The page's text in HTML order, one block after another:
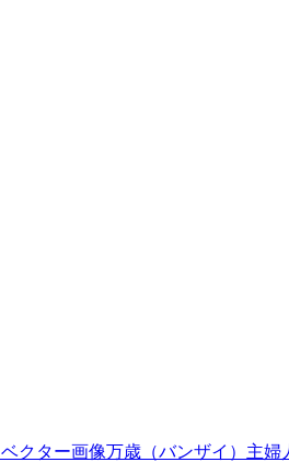
ベクター画像万歳（バンザイ） 主婦